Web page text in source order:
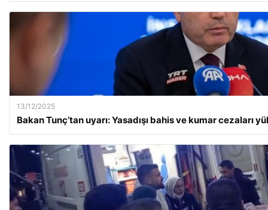
13/12/2025
Bakan Tunç’tan uyarı: Yasadışı bahis ve kumar cezaları